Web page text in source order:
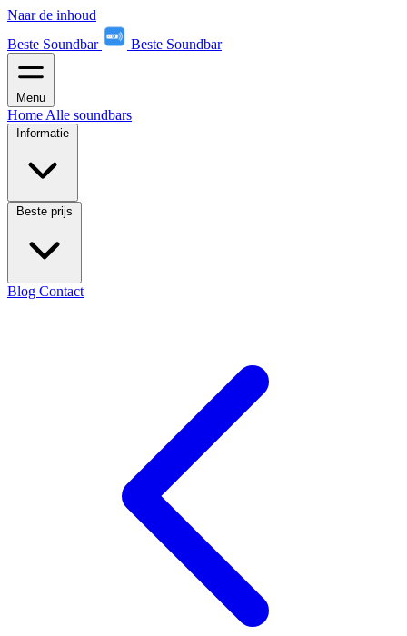
Naar de inhoud
Beste Soundbar
Beste Soundbar
Menu
Home Alle soundbars
Informatie
Beste prijs
Blog Contact